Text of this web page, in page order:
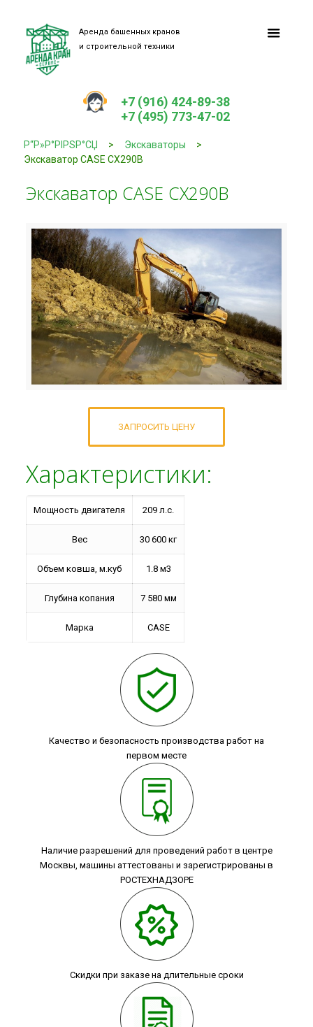
Аренда башенных кранов
и строительной техники
+7 (916) 424-89-38
+7 (495) 773-47-02
Р“Р»Р°РІРЅР°СЏ > Экскаваторы
>
Экскаватор CASE CX290B
Экскаватор CASE CX290B
ЗАПРОСИТЬ ЦЕНУ
Характеристики:
Мощность двигателя 209 л.c.
Вес 30 600 кг
Объем ковша, м.куб 1.8 м3
Глубина копания 7 580 мм
Марка CASE
Качество и безопасность производства работ на
первом месте
Наличие разрешений для проведений работ в центре
Москвы, машины аттестованы и зарегистрированы в
РОСТЕХНАДЗОРЕ
Скидки при заказе на длительные сроки